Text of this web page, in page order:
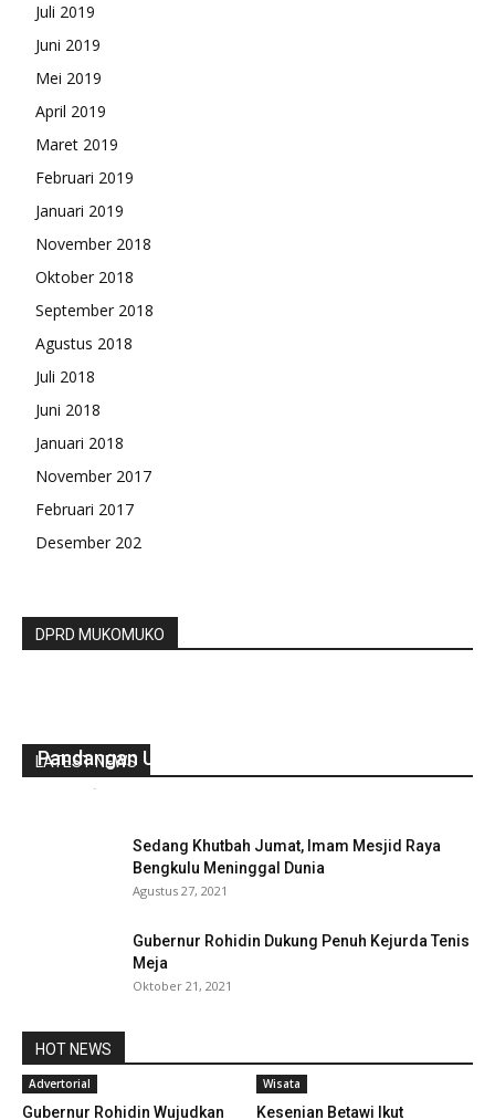
Juli 2019
Juni 2019
Mei 2019
April 2019
Maret 2019
Februari 2019
Januari 2019
November 2018
Oktober 2018
September 2018
Agustus 2018
Juli 2018
Juni 2018
Januari 2018
November 2017
Februari 2017
Desember 202
DPRD MUKOMUKO
LATEST NEWS
Pandangan Umum Fraksi
-
Sedang Khutbah Jumat, Imam Mesjid Raya
Bengkulu Meninggal Dunia
Agustus 27, 2021
Gubernur Rohidin Dukung Penuh Kejurda Tenis
Meja
Oktober 21, 2021
HOT NEWS
Advertorial
Gubernur Rohidin Wujudkan
Wisata
Kesenian Betawi Ikut